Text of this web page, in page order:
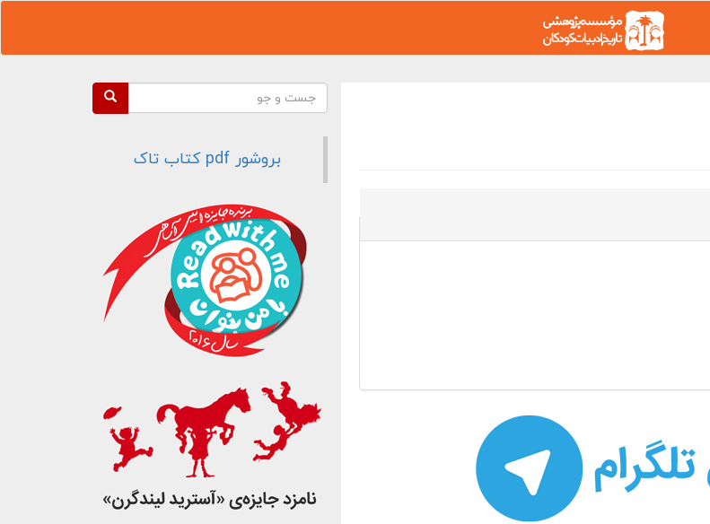
فرم جستجو
بروشور pdf کتاب تاک